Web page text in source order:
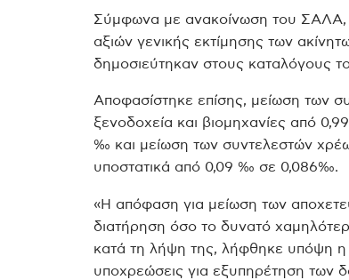
Σύμφωνα με ανακοίνωση του ΣΑΛΑ,
αξιών γενικής εκτίμησης των
δημοσιεύτηκαν στους καταλόγους
Αποφασίστηκε επίσης, μείωση των
ξενοδοχεία και βιομηχανίες από
‰ και μείωση των συντελεστών
υποστατικά από 0,09 ‰ σε 0,086‰.
«Η απόφαση για μείωση των
διατήρηση όσο το δυνατό
κατά τη λήψη της, λήφθηκε υπόψη η
υποχρεώσεις για εξυπηρέτηση των